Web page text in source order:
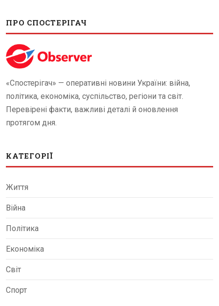
ПРО СПОСТЕРІГАЧ
«Спостерігач» — оперативні новини України: війна,
політика, економіка, суспільство, регіони та світ.
Перевірені факти, важливі деталі й оновлення
протягом дня.
КАТЕГОРІЇ
Життя
Війна
Політика
Економіка
Світ
Спорт